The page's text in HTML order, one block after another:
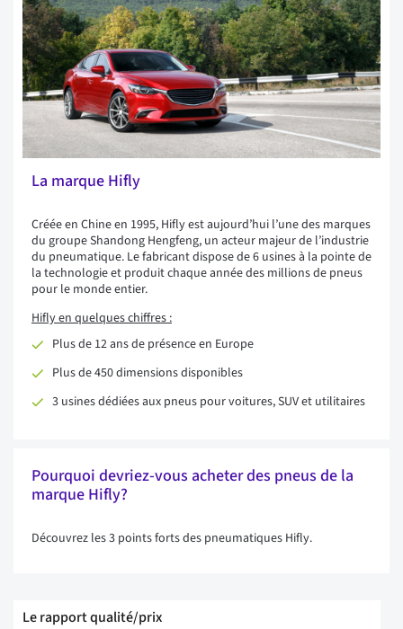
La marque Hifly
Créée en Chine en 1995, Hifly est aujourd’hui l’une des marques
du groupe Shandong Hengfeng, un acteur majeur de l’industrie
du pneumatique. Le fabricant dispose de 6 usines à la pointe de
la technologie et produit chaque année des millions de pneus
pour le monde entier.
Hifly en quelques chiffres :
Plus de 12 ans de présence en Europe
Plus de 450 dimensions disponibles
3 usines dédiées aux pneus pour voitures, SUV et utilitaires
Pourquoi devriez-vous acheter des pneus de la
marque Hifly?
Découvrez les 3 points forts des pneumatiques Hifly.
Le rapport qualité/prix